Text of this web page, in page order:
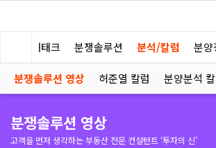
부동산 재태크 분쟁솔루션 분석/칼럼 분양
분쟁솔루션 영상 허준열 칼럼 분양분석
분쟁솔루션 영상
고객을 먼저 생각하는 부동산 전문 컨설턴트 ‘투자의 신’